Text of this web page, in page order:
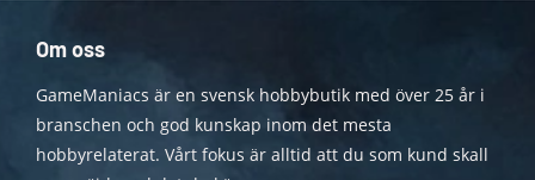
Om oss
GameManiacs är en svensk hobbybutik med över 25 år i
branschen och god kunskap inom det mesta
hobbyrelaterat. Vårt fokus är alltid att du som kund skall